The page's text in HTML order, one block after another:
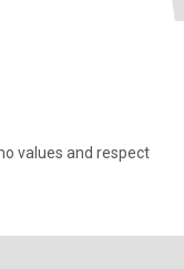
values and respect